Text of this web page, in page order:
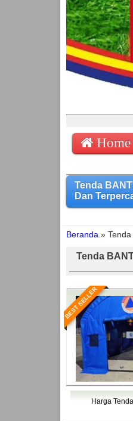
Home
Tenda
Dan
Beranda »
Tenda
BEST SELLER
Harga